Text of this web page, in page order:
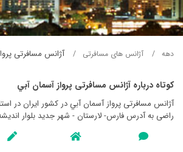
دهه آژانس های مسافرتی آژانس مسافرتی
کوتاه درباره آژانس مسافرتی پرواز آسمان آبي
آژانس مسافرتی پرواز آسمان آبي در کشور ایران در
راضی به آدرس فارس- لارستان - شهر جديد بلوار اندیشه بلوک